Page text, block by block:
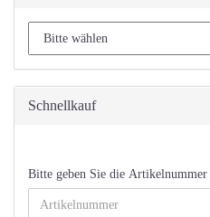
Schnellkauf
BITTE
GEBEN
SIE
Bitte geben Sie die Artikelnummer